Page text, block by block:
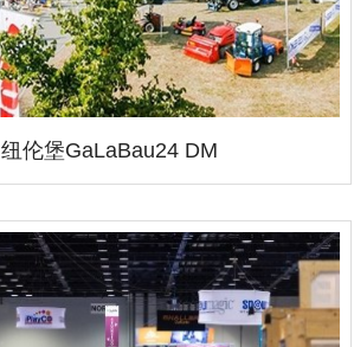
纽伦堡GaLaBau24 DM